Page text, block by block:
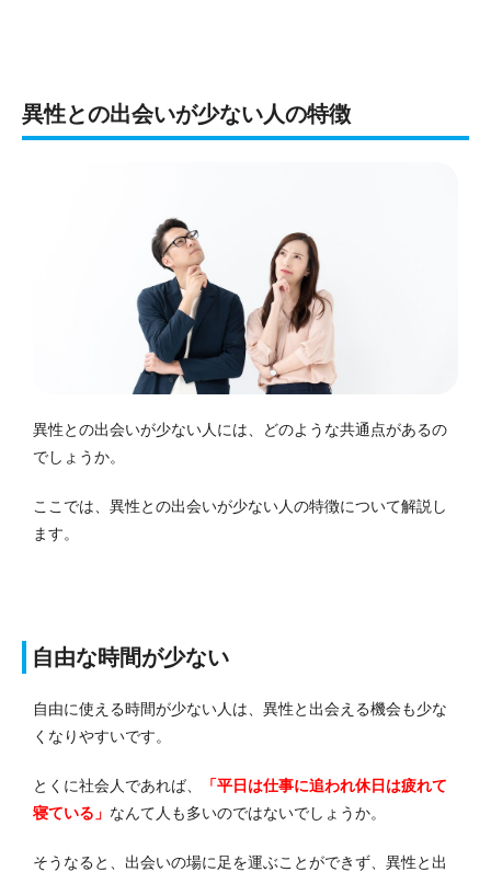
異性との出会いが少ない人の特徴
異性との出会いが少ない人には、どのような共通点があるの
でしょうか。
ここでは、異性との出会いが少ない人の特徴について解説し
ます。
自由な時間が少ない
自由に使える時間が少ない人は、異性と出会える機会も少な
くなりやすいです。
とくに社会人であれば、
「平日は仕事に追われ休日は疲れて
寝ている」 なんて人も多いのではないでしょうか。
そうなると、出会いの場に足を運ぶことができず、異性と出